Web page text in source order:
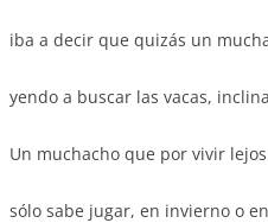
iba a decir que quizás un
yendo a buscar las vacas,
Un muchacho que por vivir
sólo sabe jugar, en invierno o